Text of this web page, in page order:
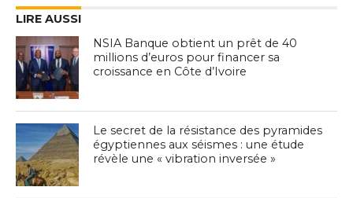
LIRE AUSSI
NSIA Banque obtient un prêt de 40
millions d’euros pour financer sa
croissance en Côte d’Ivoire
Le secret de la résistance des pyramides
égyptiennes aux séismes : une étude
révèle une « vibration inversée »